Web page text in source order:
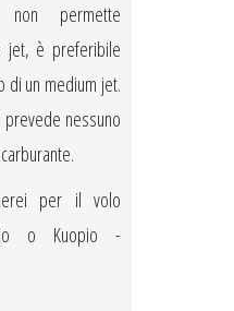
permette
jet, è preferibile
di un medium jet.
nessuno
per il volo
o Kuopio -